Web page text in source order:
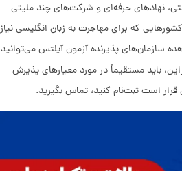
نهادهای حرفه‌ای و شرکت‌های چند ملیتی
که برای مهاجرت به زبان انگلیسی نیاز
سازمان‌های پذیرنده آزمون آیلتس می‌توانید
باید مستقیماً در مورد معیارهای پذیرش
است ثبت‌نام کنید، تماس بگیرید.